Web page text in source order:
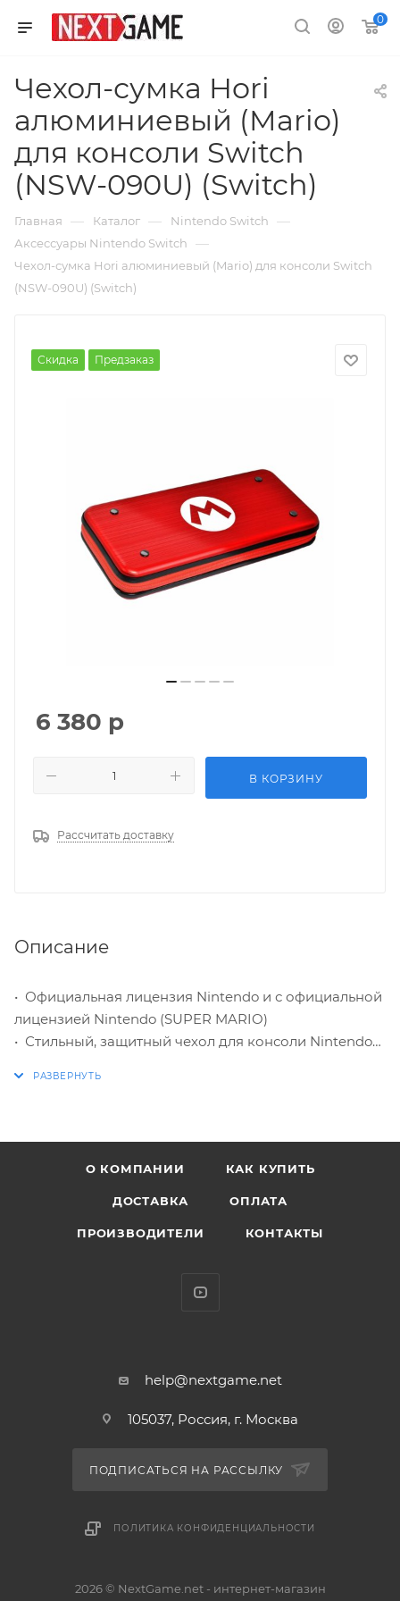
0
Чехол-сумка Hori
алюминиевый (Mario)
для консоли Switch
(NSW-090U) (Switch)
Главная — Каталог — Nintendo Switch —
Аксессуары Nintendo Switch —
Чехол-сумка Hori алюминиевый (Mario) для консоли Switch
(NSW-090U) (Switch)
Скидка Предзаказ
6 380 р
В КОРЗИНУ
Рассчитать доставку
Описание
• Официальная лицензия Nintendo и с официальной
лицензией Nintendo (SUPER MARIO)
• Стильный, защитный чехол для консоли Nintendo
консоль от царапин, дополнительный карман
обеспечивает дополнительную защиту экрана
О КОМПАНИИ КАК КУПИТЬ
ДОСТАВКА ОПЛАТА
ПРОИЗВОДИТЕЛИ КОНТАКТЫ
help@nextgame.net
105037, Россия, г. Москва
ПОДПИСАТЬСЯ НА РАССЫЛКУ
ПОЛИТИКА КОНФИДЕНЦИАЛЬНОСТИ
2026 © NextGame.net - интернет-магазин